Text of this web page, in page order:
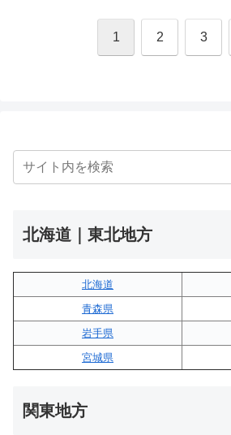
1 2 3
北海道｜東北地方
北海道
青森県
岩手県
宮城県
関東地方